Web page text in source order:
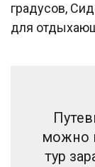
градусов,
для
можно
тур